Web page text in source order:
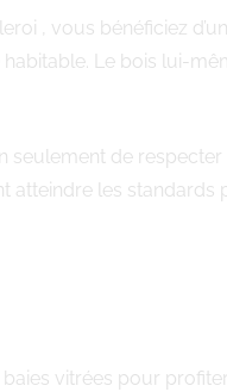
, vous bénéficiez
habitable. Le bois lui-
seulement de respecter
atteindre les standards
vitrées pour